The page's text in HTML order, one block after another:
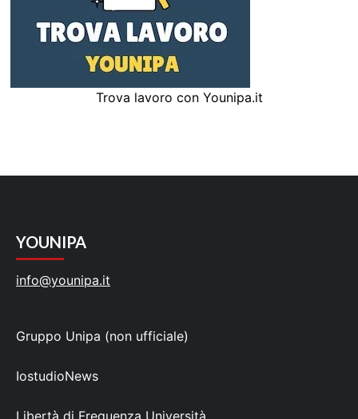
Trova lavoro con Younipa.it
YOUNIPA
info@younipa.it
Gruppo Unipa (non ufficiale)
IostudioNews
Libertà di Frequenza Università